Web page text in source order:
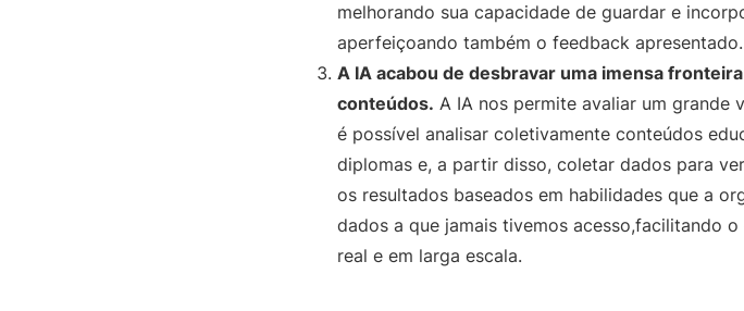
melhorando sua capacidade de guardar e
aperfeiçoando também o feedback apresentado.
A IA acabou de desbravar uma imensa
conteúdos. A IA nos permite avaliar um grande
é possível analisar coletivamente conteúdos
diplomas e, a partir disso, coletar dados para
os resultados baseados em habilidades que a
dados a que jamais tivemos acesso,facilitando
real e em larga escala.